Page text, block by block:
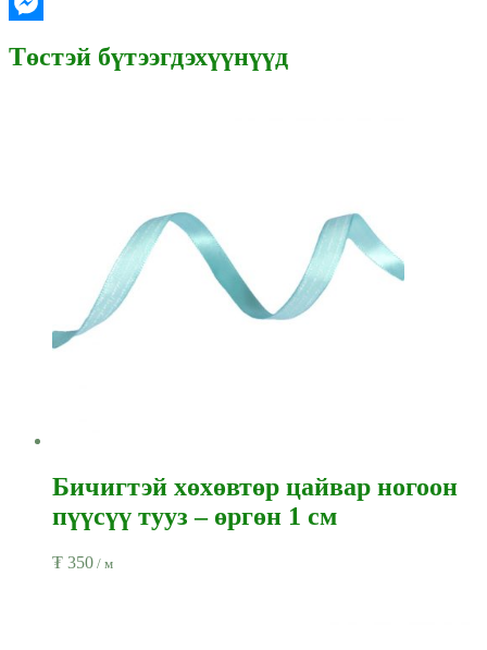
Төстэй бүтээгдэхүүнүүд
Бичигтэй хөхөвтөр цайвар ногоон
пүүсүү тууз – өргөн 1 см
₮ 350 / м